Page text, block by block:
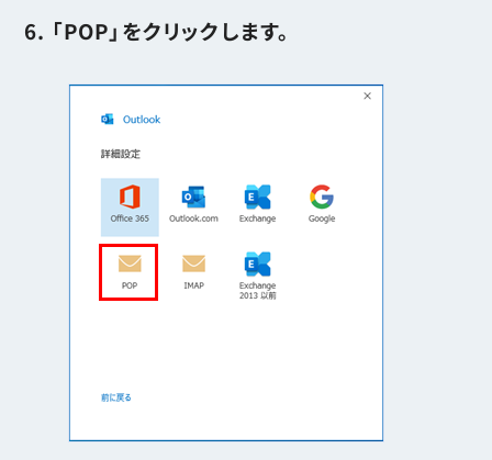
6. 「POP」をクリックします。